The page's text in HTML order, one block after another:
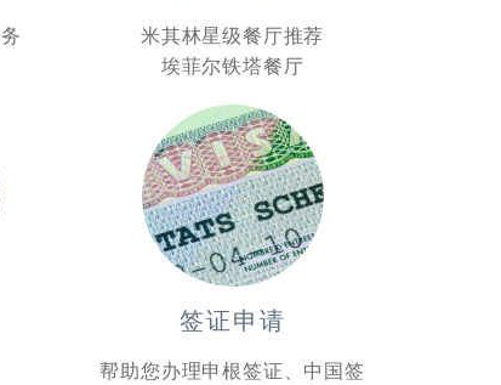
米其林星级餐厅推荐
埃菲尔铁塔餐厅
签证申请
帮助您办理申根签证、中国签